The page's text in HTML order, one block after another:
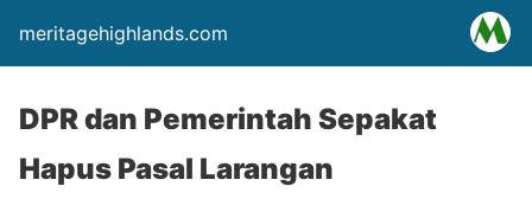
meritagehighlands.com
DPR dan Pemerintah Sepakat
Hapus Pasal Larangan